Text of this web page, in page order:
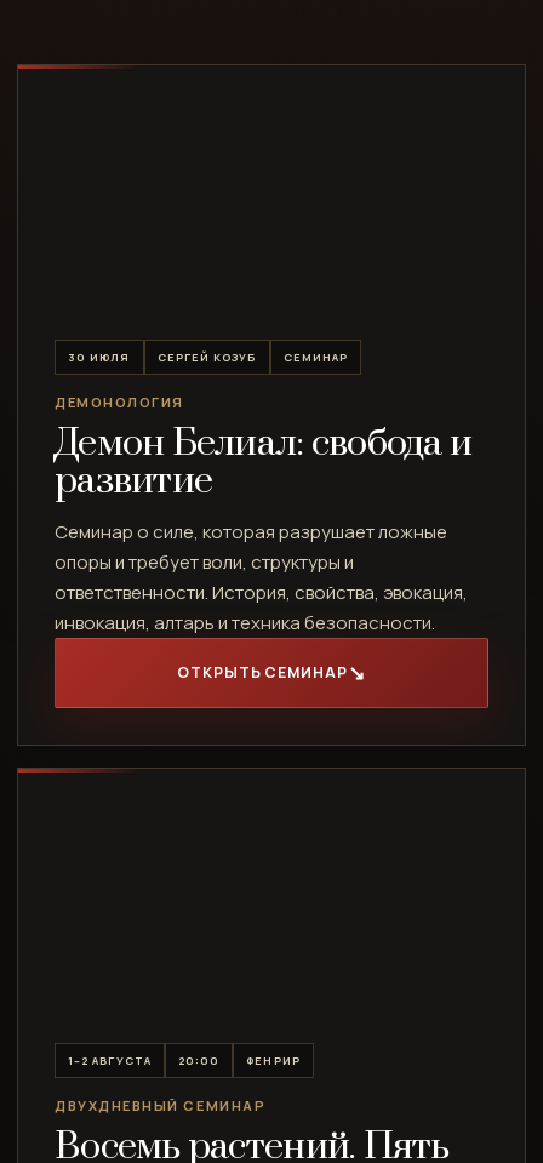
30 ИЮЛЯ СЕРГЕЙ КОЗУБ СЕМИНАР
ДЕМОНОЛОГИЯ
Демон Белиал: свобода и
развитие
Семинар о силе, которая разрушает ложные
опоры и требует воли, структуры и
ответственности. История, свойства, эвокация,
инвокация, алтарь и техника безопасности.
ОТКРЫТЬ СЕМИНАР
1–2 АВГУСТА 20:00 ФЕНРИР
ДВУХДНЕВНЫЙ СЕМИНАР
Восемь растений. Пять